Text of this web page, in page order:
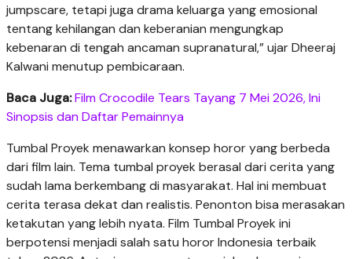
jumpscare, tetapi juga drama keluarga yang emosional
tentang kehilangan dan keberanian mengungkap
kebenaran di tengah ancaman supranatural,” ujar Dheeraj
Kalwani menutup pembicaraan.
Baca Juga:Film Crocodile Tears Tayang 7 Mei 2026, Ini
Sinopsis dan Daftar Pemainnya
Tumbal Proyek menawarkan konsep horor yang berbeda
dari film lain. Tema tumbal proyek berasal dari cerita yang
sudah lama berkembang di masyarakat. Hal ini membuat
cerita terasa dekat dan realistis. Penonton bisa merasakan
ketakutan yang lebih nyata. Film Tumbal Proyek ini
berpotensi menjadi salah satu horor Indonesia terbaik